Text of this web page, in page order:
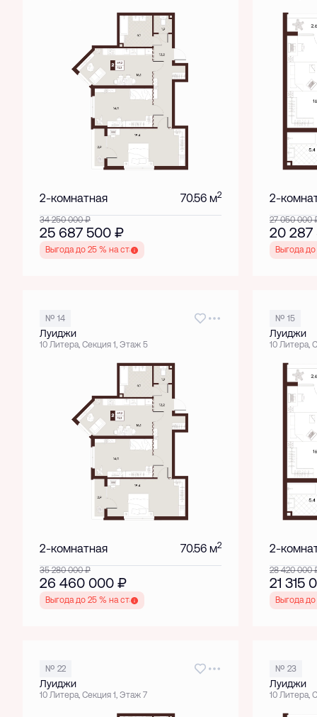
2-комнатная 70.56 м2
34 250 000₽
25 687 500 ₽
Выгода до 25 % на старте
2-
27 050 000
20
Выгода
№ 14
Луиджи
10 Литера, Секция 1, Этаж 5
2-комнатная 70.56 м2
35 280 000₽
26 460 000 ₽
Выгода до 25 % на старте
№ 15
Луиджи
10 Литера,
2-
28 420 000
21 315
Выгода
№ 22
Луиджи
10 Литера, Секция 1, Этаж 7
№ 23
Луиджи
10 Литера,